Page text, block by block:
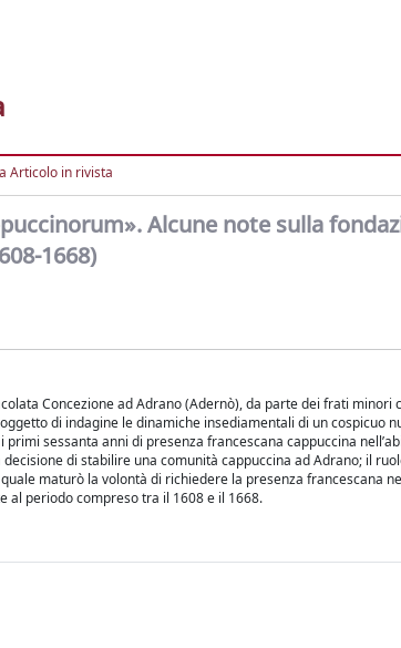
Articolo in rivista
Alcune note sulla
1668)
Concezione ad Adrano (Adernò), da parte dei frati minori
di indagine le dinamiche insediamentali di un cospicuo
sessanta anni di presenza francescana cappuccina
di stabilire una comunità cappuccina ad Adrano; il
maturò la volontà di richiedere la presenza francescana
al periodo compreso tra il 1608 e il 1668.